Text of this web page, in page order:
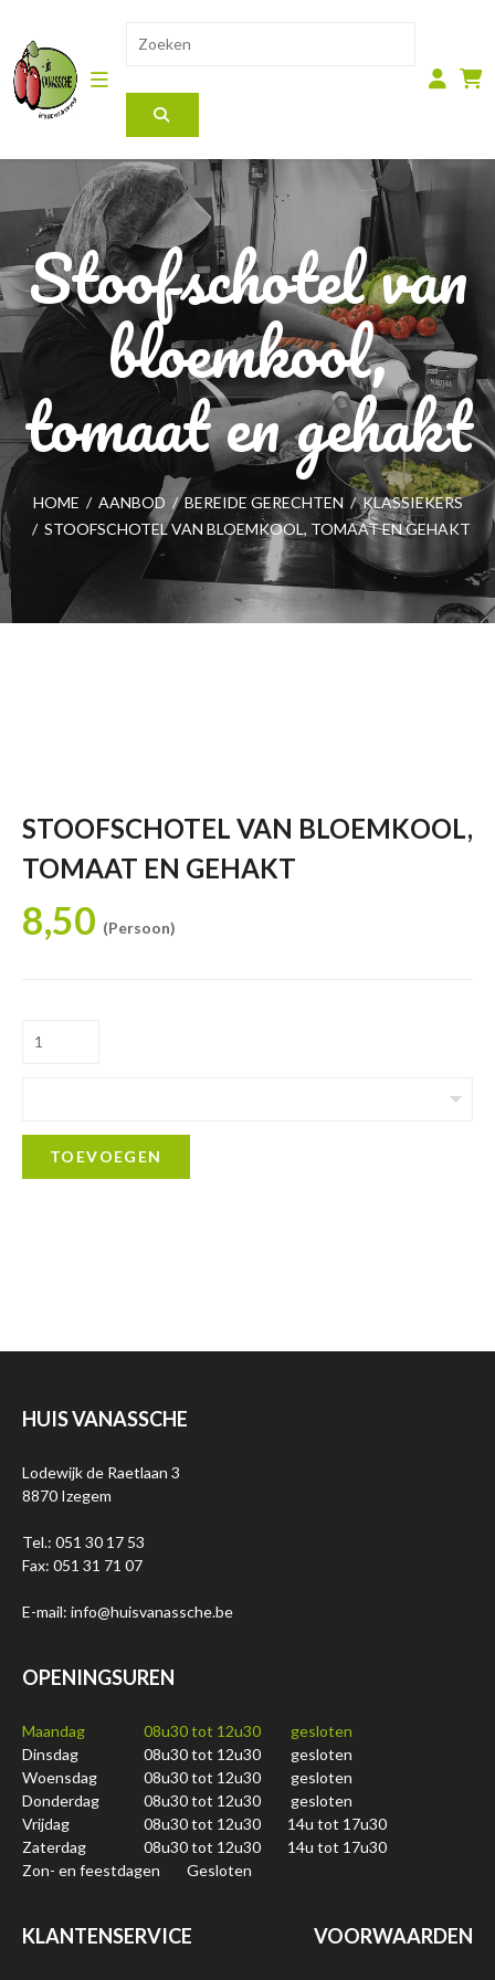
Stoofschotel van
bloemkool,
tomaat en gehakt
HOME / AANBOD / BEREIDE GERECHTEN / KLASSIEKERS
/ STOOFSCHOTEL VAN BLOEMKOOL, TOMAAT EN GEHAKT
STOOFSCHOTEL VAN BLOEMKOOL,
TOMAAT EN GEHAKT
8,50 (Persoon)
TOEVOEGEN
HUIS VANASSCHE
Lodewijk de Raetlaan 3
8870 Izegem
Tel.: 051 30 17 53
Fax: 051 31 71 07
E-mail: info@huisvanassche.be
OPENINGSUREN
Maandag 08u30 tot 12u30
gesloten
Dinsdag
08u30 tot 12u30
gesloten
Woensdag
08u30 tot 12u30
gesloten
Donderdag
08u30 tot 12u30
gesloten
Vrijdag
08u30 tot 12u30
14u tot 17u30
Zaterdag
08u30 tot 12u30
14u tot 17u30
Zon- en feestdagen
Gesloten
KLANTENSERVICE VOORWAARDEN